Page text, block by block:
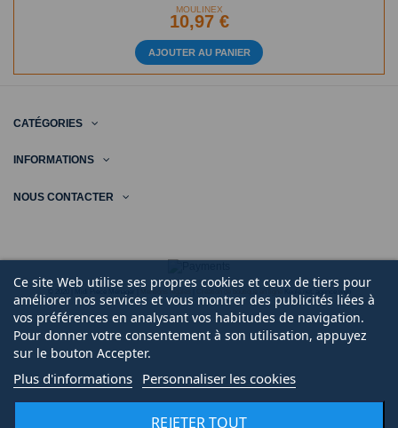
MOULINEX
10,97 €
AJOUTER AU PANIER
CATÉGORIES
INFORMATIONS
NOUS CONTACTER
Ce site Web utilise ses propres cookies et ceux de tiers pour
améliorer nos services et vous montrer des publicités liées à
vos préférences en analysant vos habitudes de navigation.
Pour donner votre consentement à son utilisation, appuyez
sur le bouton Accepter.
Plus d'informations Personnaliser les cookies
REJETER TOUT
Mentions légales Keole.net, agence web